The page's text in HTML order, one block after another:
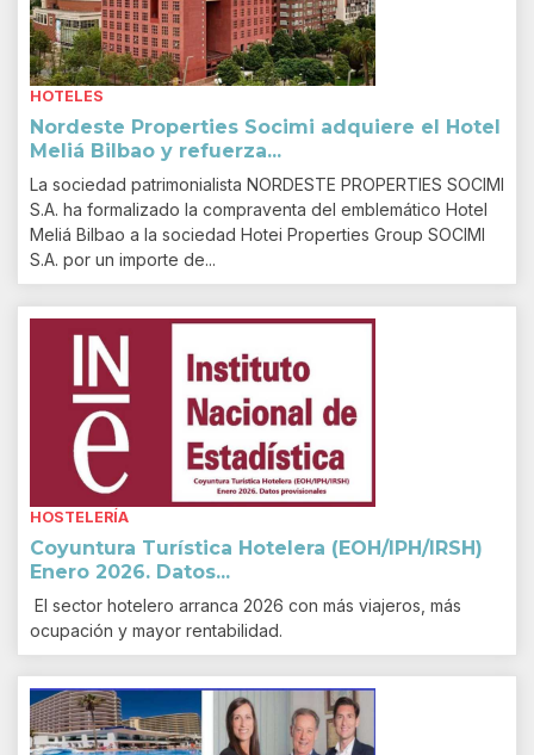
HOTELES
Nordeste Properties Socimi adquiere el Hotel
Meliá Bilbao y refuerza...
La sociedad patrimonialista NORDESTE PROPERTIES SOCIMI
S.A. ha formalizado la compraventa del emblemático Hotel
Meliá Bilbao a la sociedad Hotei Properties Group SOCIMI
S.A. por un importe de...
HOSTELERÍA
Coyuntura Turística Hotelera (EOH/IPH/IRSH)
Enero 2026. Datos...
El sector hotelero arranca 2026 con más viajeros, más
ocupación y mayor rentabilidad.